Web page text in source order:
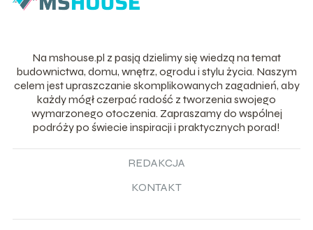
Na mshouse.pl z pasją dzielimy się wiedzą na temat
budownictwa, domu, wnętrz, ogrodu i stylu życia. Naszym
celem jest upraszczanie skomplikowanych zagadnień, aby
każdy mógł czerpać radość z tworzenia swojego
wymarzonego otoczenia. Zapraszamy do wspólnej
podróży po świecie inspiracji i praktycznych porad!
REDAKCJA
KONTAKT